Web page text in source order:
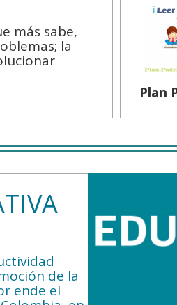
de la
ende el
más sabe,
la
Plan